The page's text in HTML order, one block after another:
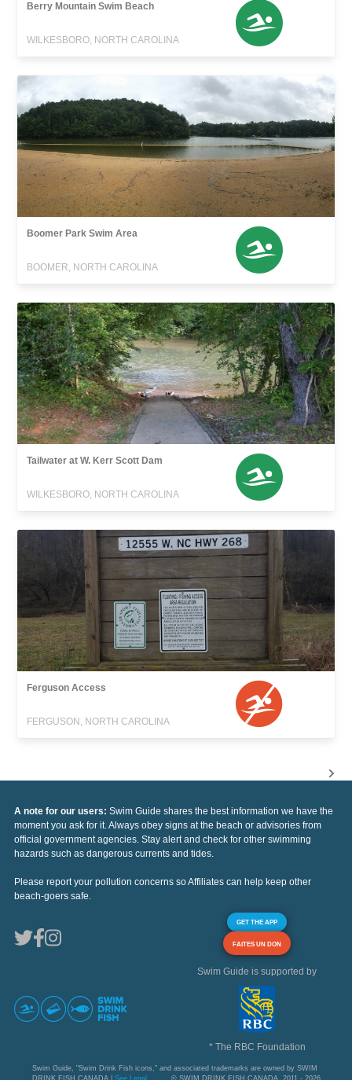
Berry Mountain Swim Beach
WILKESBORO, NORTH CAROLINA
Boomer Park Swim Area
BOOMER, NORTH CAROLINA
Tailwater at W. Kerr Scott Dam
WILKESBORO, NORTH CAROLINA
Ferguson Access
FERGUSON, NORTH CAROLINA
A note for our users: Swim Guide shares the best information we have the
moment you ask for it. Always obey signs at the beach or advisories from
official government agencies. Stay alert and check for other swimming
hazards such as dangerous currents and tides.
Please report your pollution concerns so Affiliates can help keep other
beach-goers safe.
GET THE APP
FAITES UN DON
Swim Guide is supported by
* The RBC Foundation
Swim Guide, "Swim Drink Fish icons," and associated trademarks are owned by SWIM